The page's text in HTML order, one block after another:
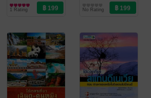
สำนักพิมพ์ฟอร์เวิร์ด
ท่องเที่ยว
1 Rating
สำนักพิมพ์ฟอร์เวิร์ด
No Rating